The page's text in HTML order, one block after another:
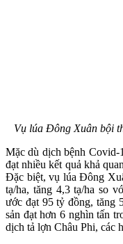
Vụ lúa Đông Xuân bội
Mặc dù dịch bệnh Covid-
đạt nhiều kết quả khả
Đặc biệt, vụ lúa Đông
tạ/ha, tăng 4,3 tạ/ha so
ước đạt 95 tỷ đồng, tăng
sản đạt hơn 6 nghìn tấn
dịch tả lợn Châu Phi, các